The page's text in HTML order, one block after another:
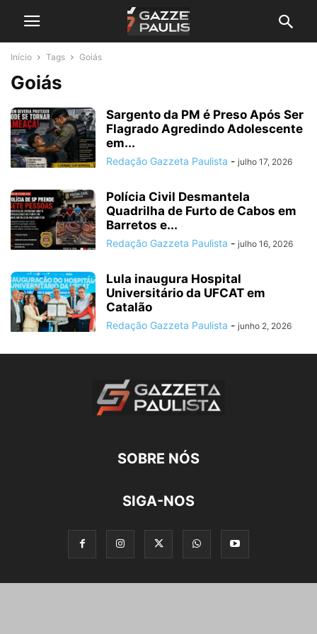
Início Tags Goiás
Goiás
Sargento da PM é Preso Após Ser
Flagrado Agredindo Adolescente
em...
Redação Gazzeta Paulista - julho 17, 2026
Polícia Civil Desmantela
Quadrilha de Furto de Cabos em
Barretos e...
Redação Gazzeta Paulista - julho 16, 2026
Lula inaugura Hospital
Universitário da UFCAT em
Catalão
Redação Gazzeta Paulista - junho 2, 2026
SOBRE NÓS
SIGA-NOS